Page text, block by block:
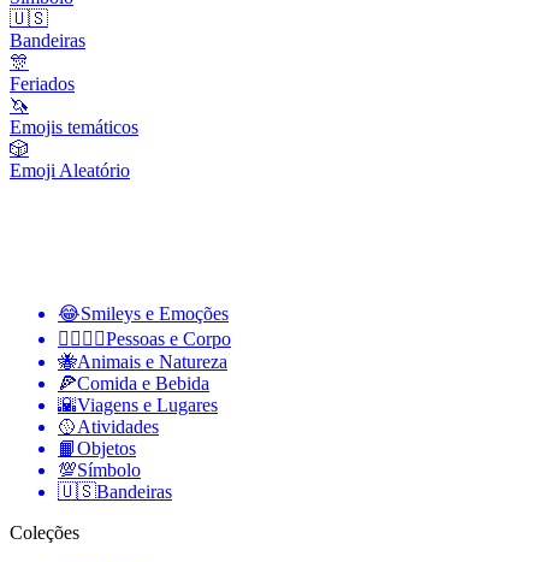
🇺🇸
Bandeiras
🎊
Feriados
🦄
Emojis temáticos
🎲
Emoji Aleatório
😂Smileys e Emoções
👩‍❤️‍💋‍👨Pessoas e Corpo
🐝Animais e Natureza
🍕Comida e Bebida
🌇Viagens e Lugares
🥎Atividades
📙Objetos
💯Símbolo
🇺🇸Bandeiras
Coleções